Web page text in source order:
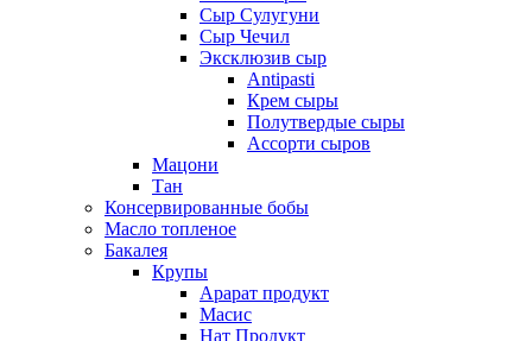
Сыр Сулугуни
Сыр Чечил
Эксклюзив сыр
Antipasti
Крем сыры
Полутвердые сыры
Ассорти сыров
Мацони
Тан
Консервированные бобы
Масло топленое
Бакалея
Крупы
Арарат продукт
Масис
Нат Продукт